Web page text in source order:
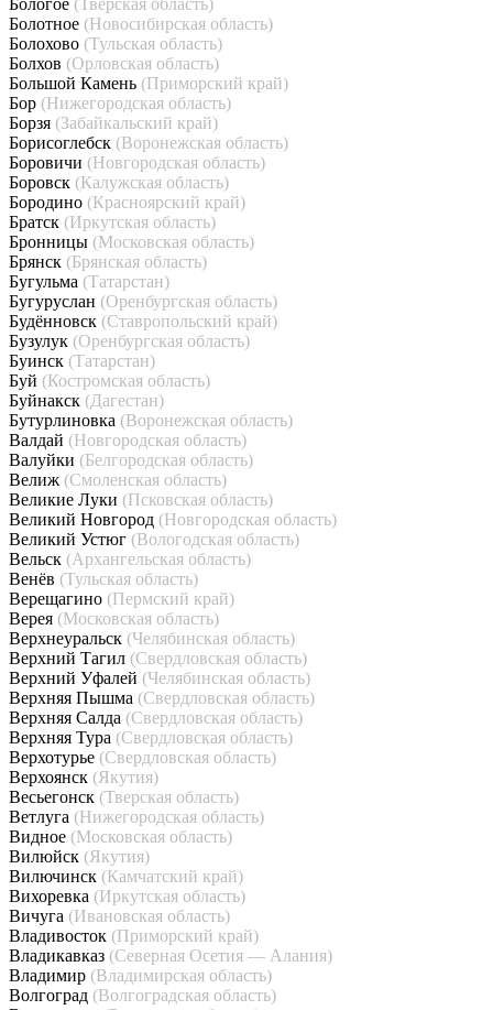
Бологое (Тверская область)
Болотное (Новосибирская область)
Болохово (Тульская область)
Болхов (Орловская область)
Большой Камень (Приморский край)
Бор (Нижегородская область)
Борзя (Забайкальский край)
Борисоглебск (Воронежская область)
Боровичи (Новгородская область)
Боровск (Калужская область)
Бородино (Красноярский край)
Братск (Иркутская область)
Бронницы (Московская область)
Брянск (Брянская область)
Бугульма (Татарстан)
Бугуруслан (Оренбургская область)
Будённовск (Ставропольский край)
Бузулук (Оренбургская область)
Буинск (Татарстан)
Буй (Костромская область)
Буйнакск (Дагестан)
Бутурлиновка (Воронежская область)
Валдай (Новгородская область)
Валуйки (Белгородская область)
Велиж (Смоленская область)
Великие Луки (Псковская область)
Великий Новгород (Новгородская область)
Великий Устюг (Вологодская область)
Вельск (Архангельская область)
Венёв (Тульская область)
Верещагино (Пермский край)
Верея (Московская область)
Верхнеуральск (Челябинская область)
Верхний Тагил (Свердловская область)
Верхний Уфалей (Челябинская область)
Верхняя Пышма (Свердловская область)
Верхняя Салда (Свердловская область)
Верхняя Тура (Свердловская область)
Верхотурье (Свердловская область)
Верхоянск (Якутия)
Весьегонск (Тверская область)
Ветлуга (Нижегородская область)
Видное (Московская область)
Вилюйск (Якутия)
Вилючинск (Камчатский край)
Вихоревка (Иркутская область)
Вичуга (Ивановская область)
Владивосток (Приморский край)
Владикавказ (Северная Осетия — Алания)
Владимир (Владимирская область)
Волгоград (Волгоградская область)